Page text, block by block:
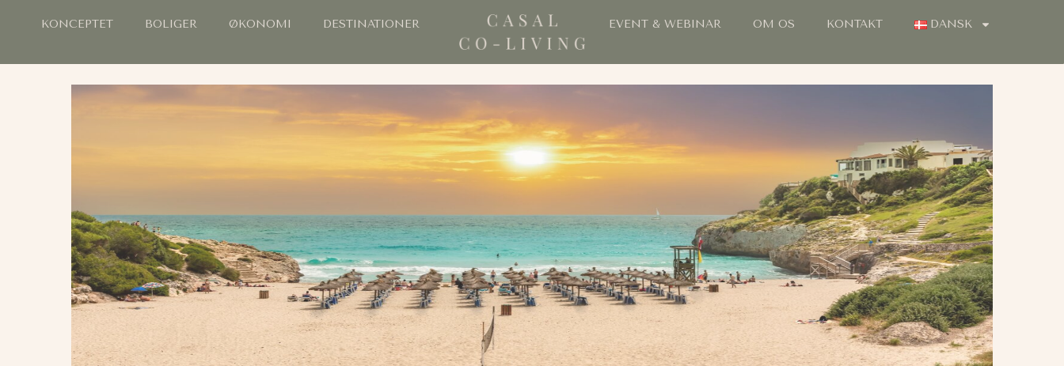
KONCEPTET BOLIGER ØKONOMI DESTINATIONER EVENT & WEBINAR OM OS KONTAKT DANSK